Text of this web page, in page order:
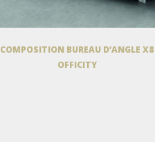
COMPOSITION BUREAU D’ANGLE X8
OFFICITY